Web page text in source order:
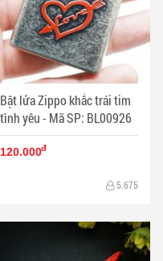
Bật lửa Zippo khắc trái tim
tình yêu - Mã SP: BL00926
120.000đ
5.675